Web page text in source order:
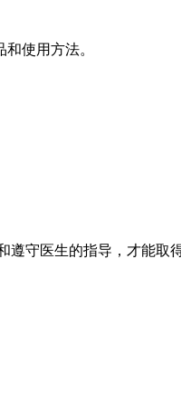
使用方法。
守医生的指导，才能取